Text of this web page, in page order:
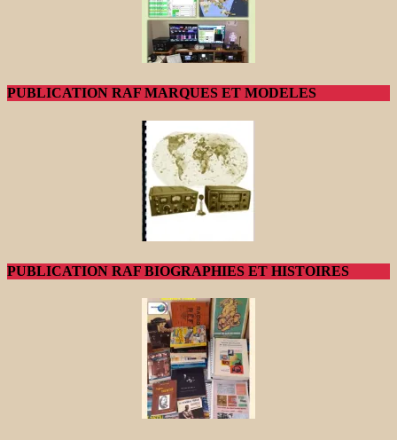
PUBLICATION RAF MARQUES ET MODELES
PUBLICATION RAF BIOGRAPHIES ET HISTOIRES